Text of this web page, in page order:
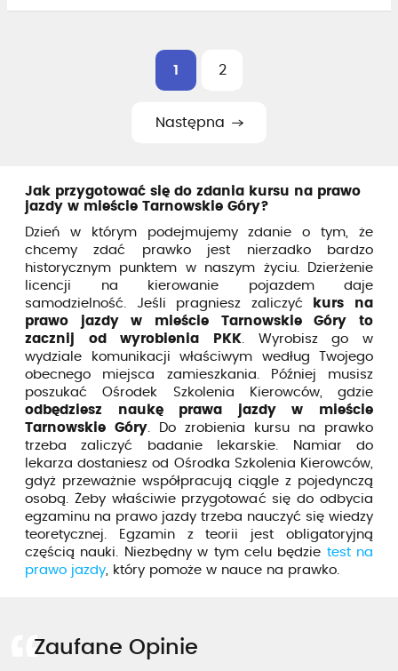
1 2
Następna
Jak przygotować się do zdania kursu na prawo
jazdy w mieście Tarnowskie Góry?
Dzień w którym podejmujemy zdanie o tym, że
chcemy zdać prawko jest nierzadko bardzo
historycznym punktem w naszym życiu. Dzierżenie
licencji na kierowanie pojazdem daje
samodzielność. Jeśli pragniesz zaliczyć
kurs na
prawo jazdy w mieście Tarnowskie Góry to
zacznij od wyrobienia PKK. Wyrobisz go w
wydziale komunikacji właściwym według Twojego
obecnego miejsca zamieszkania. Później musisz
poszukać Ośrodek Szkolenia Kierowców, gdzie
odbędziesz naukę prawa jazdy w mieście
Tarnowskie Góry. Do zrobienia kursu na prawko
trzeba zaliczyć badanie lekarskie. Namiar do
lekarza dostaniesz od Ośrodka Szkolenia Kierowców,
gdyż przeważnie współpracują ciągle z pojedynczą
osobą. Żeby właściwie przygotować się do odbycia
egzaminu na prawo jazdy trzeba nauczyć się wiedzy
teoretycznej. Egzamin z teorii jest obligatoryjną
częścią nauki. Niezbędny w tym celu będzie test na
prawo jazdy, który pomoże w nauce na prawko.
Zaufane Opinie